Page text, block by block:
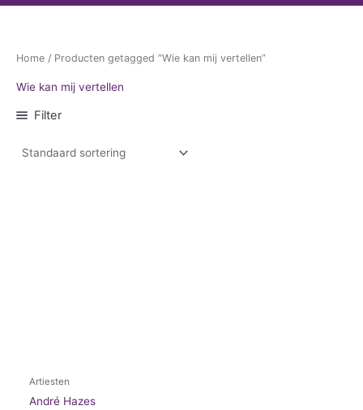
Home / Producten getagged “Wie kan mij vertellen”
Wie kan mij vertellen
Filter
Artiesten
André Hazes